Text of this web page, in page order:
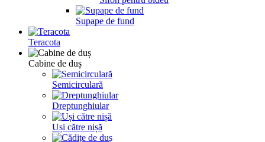
Supape de fund
Teracota
Cabine de duș
Semicirculară
Dreptunghiular
Uși către nișă